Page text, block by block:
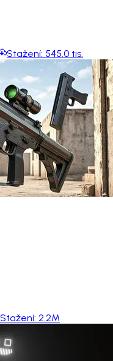
Stažení: 545.0 tis.
Stažení: 2.2M